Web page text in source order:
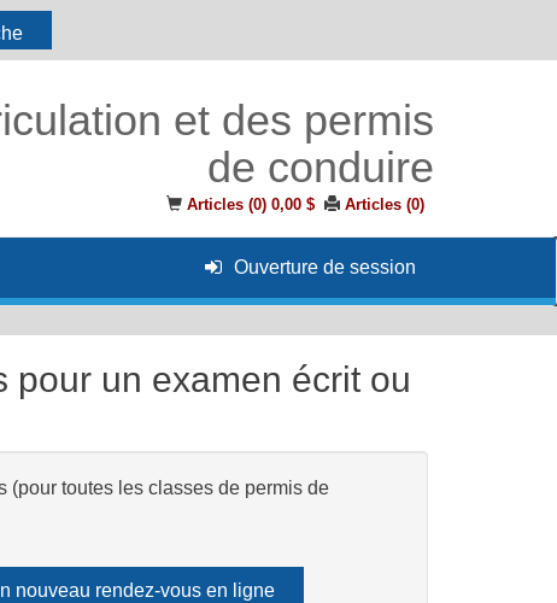
et des permis
de conduire
Articles (0) 0,00 $ Articles (0)
Ouverture de session
pour un examen écrit ou
(pour toutes les classes de permis de
nouveau rendez-vous en ligne